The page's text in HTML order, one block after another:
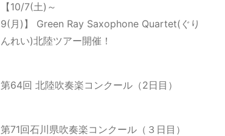
【10/7(土)～
9(月)】 Green Ray Saxophone Quartet(ぐり
んれい)北陸ツアー開催！
第64回 北陸吹奏楽コンクール（2日目）
第71回石川県吹奏楽コンクール（３日目）